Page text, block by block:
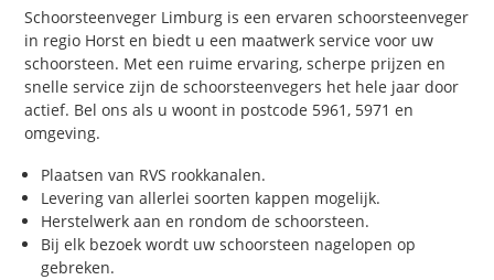
Schoorsteenveger Limburg is een ervaren schoorsteenveger
in regio Horst en biedt u een maatwerk service voor uw
schoorsteen. Met een ruime ervaring, scherpe prijzen en
snelle service zijn de schoorsteenvegers het hele jaar door
actief. Bel ons als u woont in postcode 5961, 5971 en
omgeving.
Plaatsen van RVS rookkanalen.
Levering van allerlei soorten kappen mogelijk.
Herstelwerk aan en rondom de schoorsteen.
Bij elk bezoek wordt uw schoorsteen nagelopen op
gebreken.